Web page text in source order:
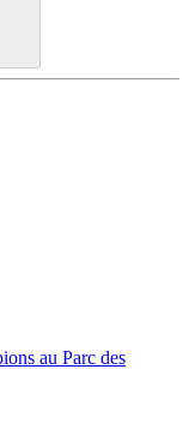
au Parc des